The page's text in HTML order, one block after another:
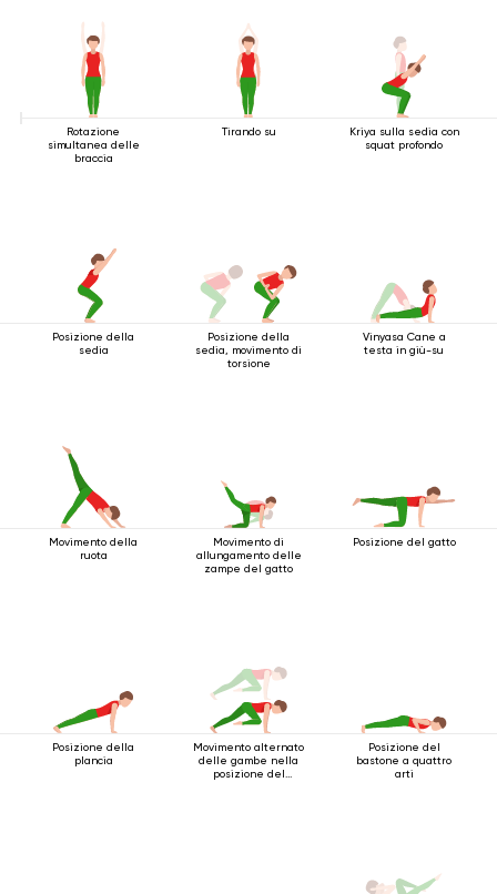
Rotazione
simultanea delle
braccia
Tirando su
Kriya sulla sedia con
squat profondo
Posizione della
sedia
Posizione della
sedia, movimento di
torsione
Vinyasa Cane a
testa in giù-su
Movimento della
ruota
Movimento di
allungamento delle
zampe del gatto
Posizione del gatto
Posizione della
plancia
Movimento alternato
delle gambe nella
posizione del
Posizione del
bastone a quattro
arti